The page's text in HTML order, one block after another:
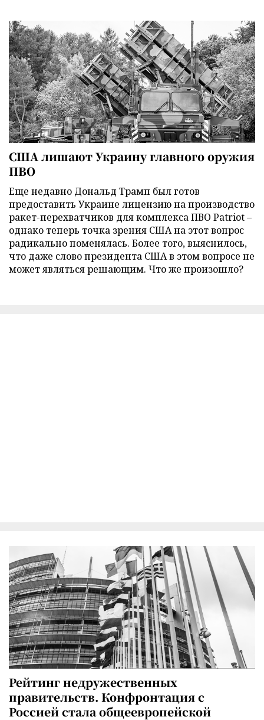
США лишают Украину главного оружия
ПВО
Еще недавно Дональд Трамп был готов
предоставить Украине лицензию на производство
ракет-перехватчиков для комплекса ПВО Patriot –
однако теперь точка зрения США на этот вопрос
радикально поменялась. Более того, выяснилось,
что даже слово президента США в этом вопросе не
может являться решающим. Что же произошло?
Рейтинг недружественных
правительств. Конфронтация с
Россией стала общеевропейской